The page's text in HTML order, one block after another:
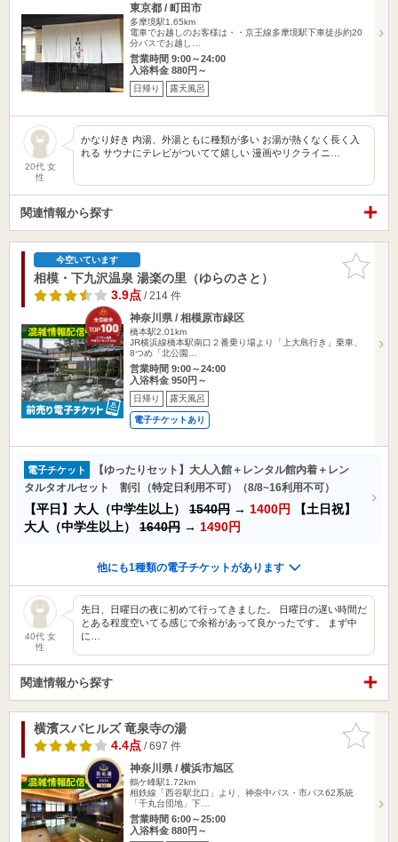
東京都 / 町田市
多摩境駅1.65km
電車でお越しのお客様は・・京王線多摩境駅下車徒歩約20
分バスでお越し…
営業時間 9:00～24:00
入浴料金 880円～
日帰り 露天風呂
20代 女
性
かなり好き 内湯、外湯ともに種類が多い お湯が熱くなく長く入
れる サウナにテレビがついてて嬉しい 漫画やリクライニ…
関連情報から探す
お気に入
りに追加
今空いています
相模・下九沢温泉 湯楽の里（ゆらのさと）
3.9点/ 214 件
神奈川県 / 相模原市緑区
橋本駅2.01km
JR横浜線橋本駅南口２番乗り場より「上大島行き」乗車、
8つめ「北公園…
営業時間 9:00～24:00
入浴料金 950円～
日帰り 露天風呂
電子チケットあり
電子チケット
【ゆったりセット】大人入館＋レンタル館内着＋レン
タルタオルセット 割引（特定日利用不可）（8/8~16利用不可）
【平日】大人（中学生以上） 1540円 → 1400円
【土日祝】
大人（中学生以上） 1640円 → 1490円
他にも1種類の電子チケットがあります
40代 女
性
先日、日曜日の夜に初めて行ってきました。 日曜日の遅い時間だ
とある程度空いてる感じで余裕があって良かったです。 まず中
に…
関連情報から探す
お気に入
りに追加
横濱スパヒルズ 竜泉寺の湯
4.4点/ 697 件
神奈川県 / 横浜市旭区
鶴ケ峰駅1.72km
相鉄線「西谷駅北口」より、神奈中バス・市バス62系統
「千丸台団地」下…
営業時間 6:00～25:00
入浴料金 880円～